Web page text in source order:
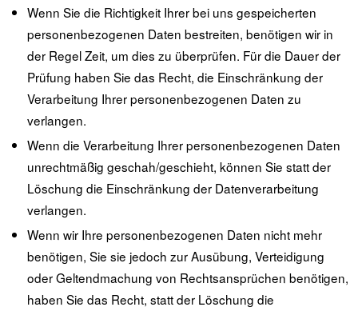
Wenn Sie die Richtigkeit Ihrer bei uns gespeicherten
personenbezogenen Daten bestreiten, benötigen wir in
der Regel Zeit, um dies zu überprüfen. Für die Dauer der
Prüfung haben Sie das Recht, die Einschränkung der
Verarbeitung Ihrer personenbezogenen Daten zu
verlangen.
Wenn die Verarbeitung Ihrer personenbezogenen Daten
unrechtmäßig geschah/geschieht, können Sie statt der
Löschung die Einschränkung der Datenverarbeitung
verlangen.
Wenn wir Ihre personenbezogenen Daten nicht mehr
benötigen, Sie sie jedoch zur Ausübung, Verteidigung
oder Geltendmachung von Rechtsansprüchen benötigen,
haben Sie das Recht, statt der Löschung die